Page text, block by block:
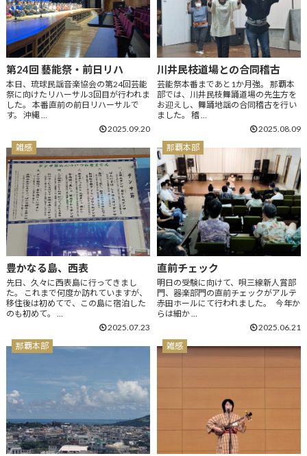
第24回 藝能祭・前日リハ
本日、琉球民謡音楽協会の第24回芸能
祭に向けたリハーサル3回目が行われま
した。 本番直前の前日リハーサルで
す。 沖縄 …
2025.09.20
川井民枝道場との合同稽古
芸能祭本番まであと1か月強。 那覇本
部では、川井民枝舞踊道場の先生方を
お迎えし、舞踊地謡の合同稽古を行い
ました。 稽 …
2025.08.09
雑感
豊かなる島、西表
先日、久々に西表島に行ってきまし
た。 これまで何度か訪れていますが、
移住後は初めてで、この島に宿泊した
のも初めて。 …
2025.07.23
那覇本部
直前チェック
明日の受験に向けて、唄三線新人賞部
門、器楽部門の直前チェックがアルテ
赤田ホールにて行われました。 今年か
らは細か …
2025.06.21
那覇本部
雑感